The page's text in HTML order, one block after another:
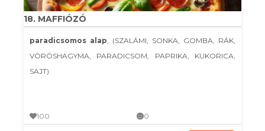
18. MAFFIÓZÓ
paradicsomos alap, (SZALÁMI, SONKA, GOMBA, RÁK,
VÖRÖSHAGYMA, PARADICSOM, PAPRIKA, KUKORICA,
SAJT)
100 0